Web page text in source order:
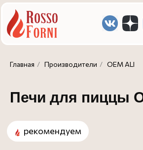
Главная / Производители / OEM ALI
Печи для пиццы
НАИБОЛЕЕ
ПОПУЛЯРНЫЕ
рекомендуем